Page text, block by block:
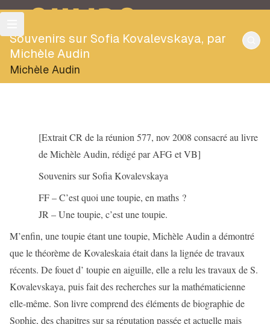
OULIPO
Souvenirs sur Sofia Kovalevskaya, par
Michèle Audin
Michèle Audin
[Extrait CR de la réunion 577, nov 2008 consacré au livre
de Michèle Audin, rédigé par AFG et VB]
Souvenirs sur Sofia Kovalevskaya
FF – C’est quoi une toupie, en maths ?
JR – Une toupie, c’est une toupie.
M’enfin, une toupie étant une toupie, Michèle Audin a démontré
que le théorème de Kovaleskaia était dans la lignée de travaux
récents. De fouet d’ toupie en aiguille, elle a relu les travaux de S.
Kovalevskaya, puis fait des recherches sur la mathématicienne
elle-même. Son livre comprend des éléments de biographie de
Sophie, des chapitres sur sa réputation passée et actuelle mais